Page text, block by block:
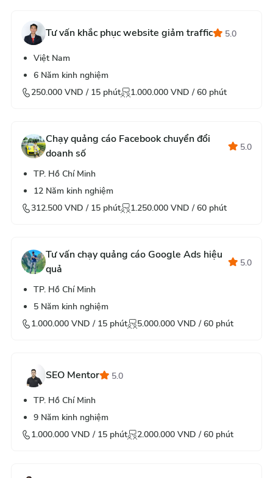
Tư vấn khắc phục website giảm traffic 5.0
Việt Nam
6 Năm kinh nghiệm
250.000 VND / 15 phút 1.000.000 VND /60 phút
Chạy quảng cáo Facebook chuyển đổi
doanh số
5.0
TP. Hồ Chí Minh
12 Năm kinh nghiệm
312.500 VND / 15 phút 1.250.000 VND /60 phút
Tư vấn chạy quảng cáo Google Ads hiệu
quả
5.0
TP. Hồ Chí Minh
5 Năm kinh nghiệm
1.000.000 VND / 15 phút 5.000.000 VND /60 phút
SEO Mentor 5.0
TP. Hồ Chí Minh
9 Năm kinh nghiệm
1.000.000 VND / 15 phút 2.000.000 VND /60 phút